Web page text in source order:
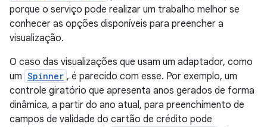
porque o serviço pode realizar um trabalho melhor se
conhecer as opções disponíveis para preencher a
visualização.
O caso das visualizações que usam um adaptador, como
um Spinner , é parecido com esse. Por exemplo, um
controle giratório que apresenta anos gerados de forma
dinâmica, a partir do ano atual, para preenchimento de
campos de validade do cartão de crédito pode